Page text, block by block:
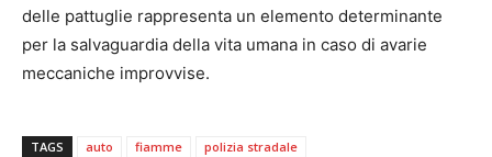
delle pattuglie rappresenta un elemento determinante
per la salvaguardia della vita umana in caso di avarie
meccaniche improvvise.
TAGS auto fiamme polizia stradale